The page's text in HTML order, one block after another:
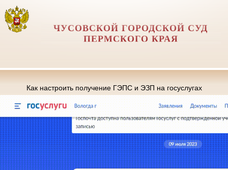
ЧУСОВСКОЙ ГОРОДСКОЙ СУД
ПЕРМСКОГО КРАЯ
Как настроить получение ГЭПС и ЭЗП на госуслугах